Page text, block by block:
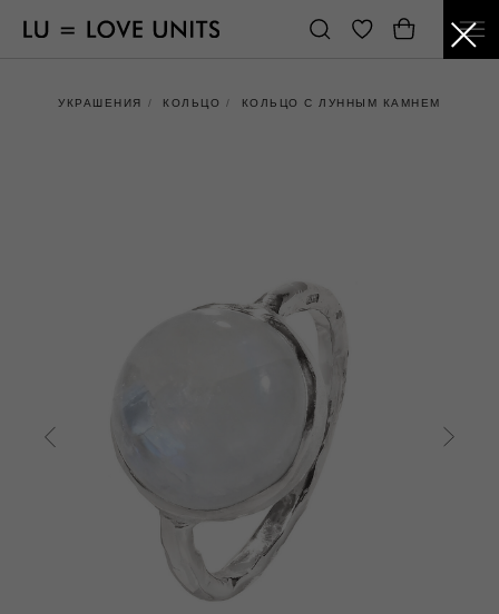
УКРАШЕНИЯ / КОЛЬЦО / КОЛЬЦО С ЛУННЫМ КАМНЕМ